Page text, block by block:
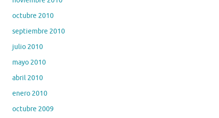
octubre 2010
septiembre 2010
julio 2010
mayo 2010
abril 2010
enero 2010
octubre 2009